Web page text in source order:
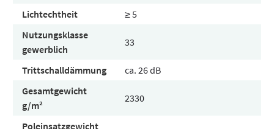
Lichtechtheit
≥ 5
Nutzungsklasse
gewerblich
33
Trittschalldämmung
ca. 26 dB
Gesamtgewicht
g/m²
2330
Poleinsatzgewicht